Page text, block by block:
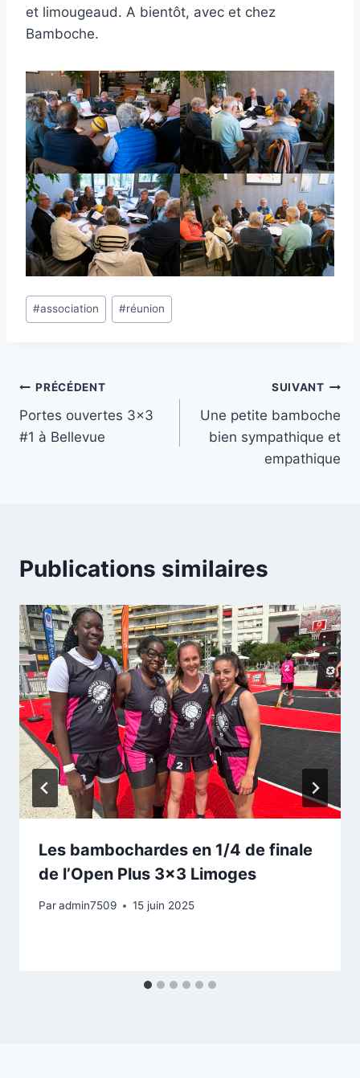
et limougeaud. A bientôt, avec et chez
Bamboche.
Étiquettes
de
#association #réunion
Navigation
de
PRÉCÉDENT
Portes ouvertes 3×3
#1 à Bellevue
SUIVANT
Une petite bamboche
bien sympathique et
empathique
Publications similaires
Les bambochardes en 1/4 de finale
de l’Open Plus 3×3 Limoges
Paradmin7509 15 juin 2025